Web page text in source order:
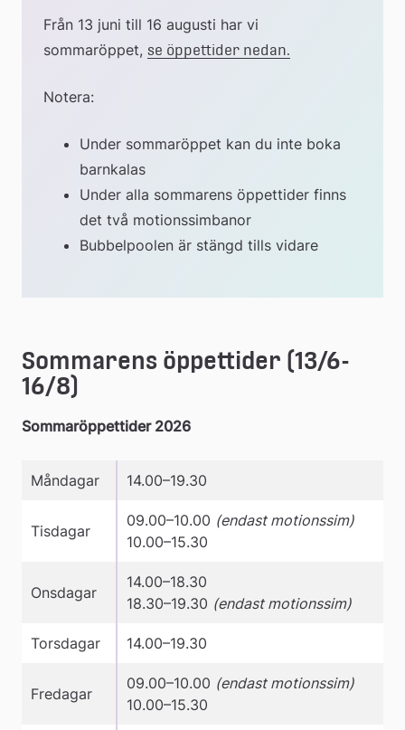
Från 13 juni till 16 augusti har vi
sommaröppet, se öppettider nedan.
Notera:
Under sommaröppet kan du inte boka
barnkalas
Under alla sommarens öppettider finns
det två motionssimbanor
Bubbelpoolen är stängd tills vidare
Sommarens öppettider (13/6-
16/8)
Sommaröppettider 2026
Måndagar 14.00–19.30
Tisdagar
09.00–10.00 (endast motionssim)
10.00–15.30
Onsdagar
14.00–18.30
18.30–19.30 (endast motionssim)
Torsdagar 14.00–19.30
Fredagar
09.00–10.00 (endast motionssim)
10.00–15.30